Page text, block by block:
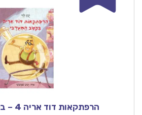
הרפתקאות דוד אריה 4 – בקוטב המערבי